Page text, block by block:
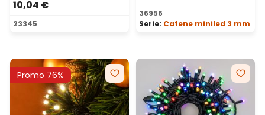
10,04 €
23345
Valutazione media di 4.8
36956
Serie: Catene miniled 3 mm
Promo 76%